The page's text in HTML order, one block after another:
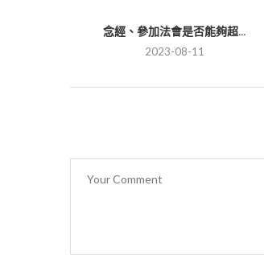
念經、參加法會是否能夠超...
2023-08-11